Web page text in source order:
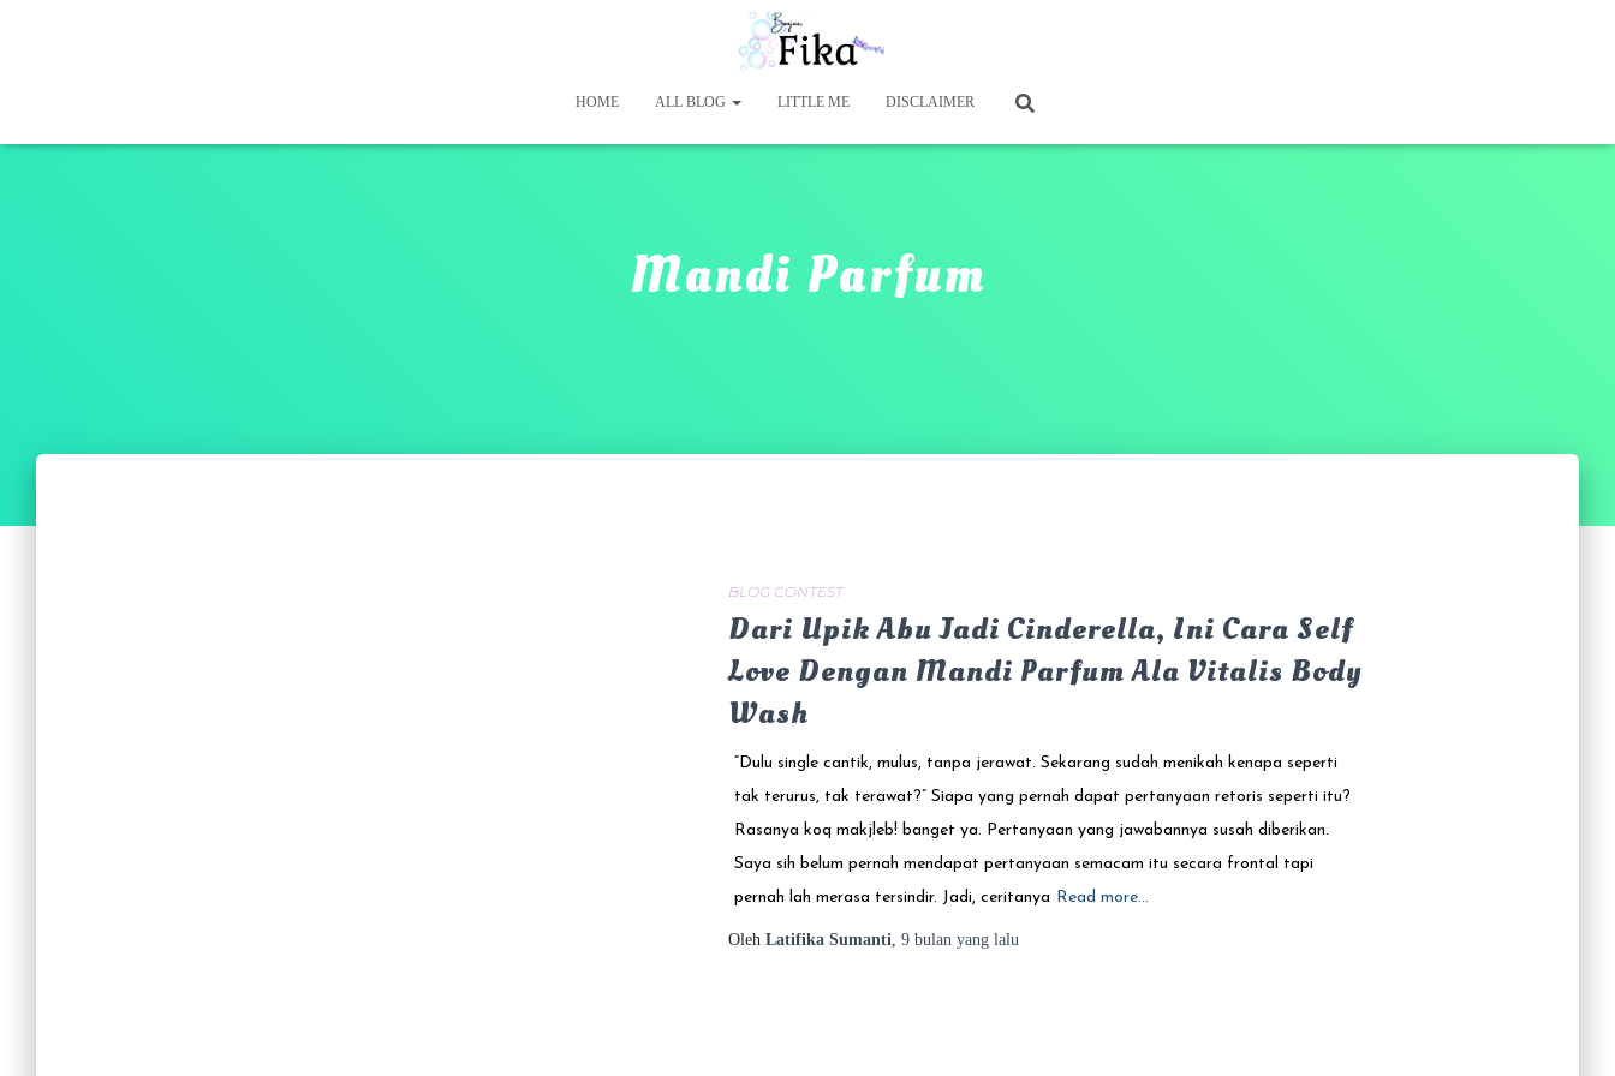
HOME ALL BLOG LITTLE ME DISCLAIMER
Mandi Parfum
BLOG CONTEST
Dari Upik Abu Jadi Cinderella, Ini Cara Self
Love Dengan Mandi Parfum Ala Vitalis Body
Wash
“Dulu single cantik, mulus, tanpa jerawat. Sekarang sudah menikah kenapa seperti
tak terurus, tak terawat?” Siapa yang pernah dapat pertanyaan retoris seperti itu?
Rasanya koq makjleb! banget ya. Pertanyaan yang jawabannya susah diberikan.
Saya sih belum pernah mendapat pertanyaan semacam itu secara frontal tapi
pernah lah merasa tersindir. Jadi, ceritanya Read more…
Oleh Latifika Sumanti, 9 bulanyang lalu